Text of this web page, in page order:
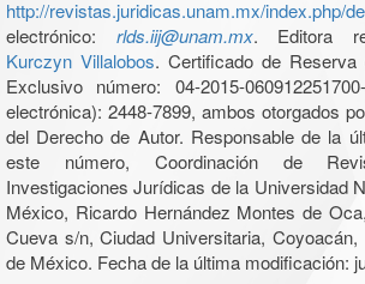
http://revistas.juridicas.unam.mx/index.php/
electrónico: rlds.iij@unam.mx. Editora
Kurczyn Villalobos. Certificado de
Exclusivo número: 04-2015-
electrónica): 2448-7899, ambos otorgados
del Derecho de Autor. Responsable de la
este número, Coordinación de
Investigaciones Jurídicas de la Universidad
México, Ricardo Hernández Montes de
Cueva s/n, Ciudad Universitaria,
de México. Fecha de la última modificación: